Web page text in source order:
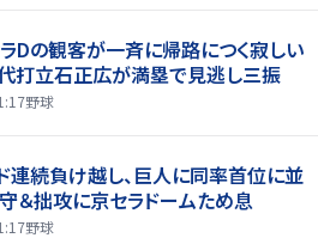
ラDの観客が一斉に帰路につく寂しい
打立石正広が満塁で見逃し三振
野球
連続負け越し、巨人に同率首位に並
＆拙攻に京セラドームため息
野球